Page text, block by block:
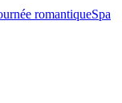
romantiqueSpa